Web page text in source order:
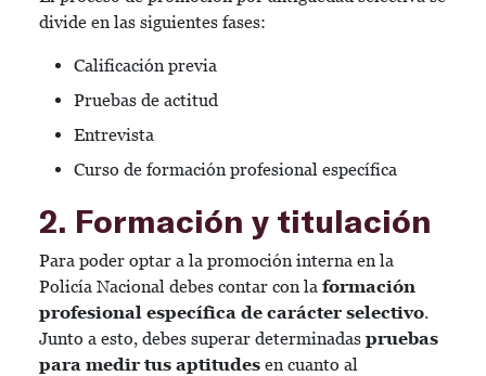
divide en las siguientes fases:
Calificación previa
Pruebas de actitud
Entrevista
Curso de formación profesional específica
2. Formación y titulación
Para poder optar a la promoción interna en la
Policía Nacional debes contar con la formación
profesional específica de carácter selectivo.
Junto a esto, debes superar determinadas pruebas
para medir tus aptitudes en cuanto al